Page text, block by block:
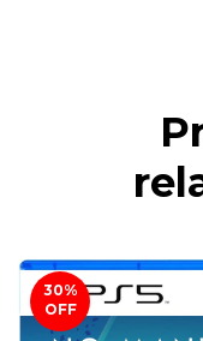
30%
OFF